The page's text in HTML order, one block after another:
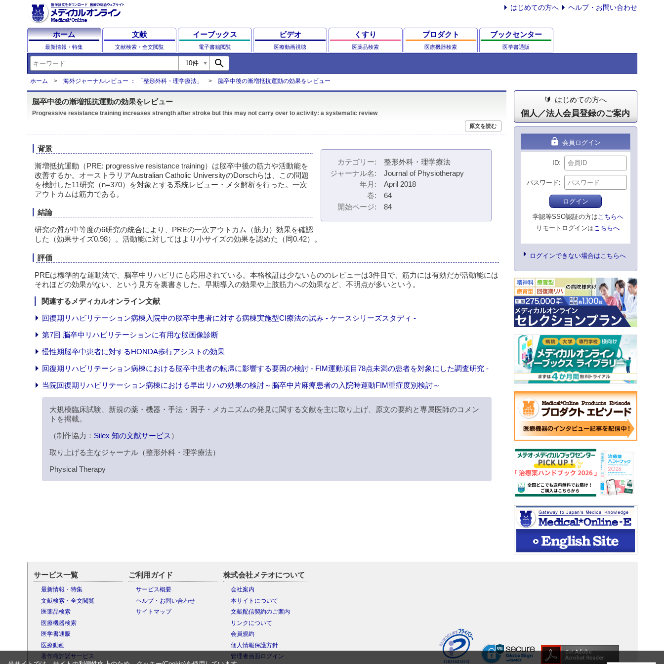
はじめての方へ ヘルプ・お問い合わせ
ホーム
最新情報・特集
文献
文献検索・全文閲覧
イーブックス
電子書籍閲覧
ビデオ
医療動画視聴
くすり
医薬品検索
プロダクト
医療機器検索
ブックセンター
医学書通販
search
ホーム 海外ジャーナルレビュー ： 「整形外科・理学療法」 脳卒中後の漸増抵抗運動の効果をレビュー
脳卒中後の漸増抵抗運動の効果をレビュー
Progressive resistance training increases strength after stroke but this may not carry over to activity: a systematic review
原文を読む
カテゴリー
整形外科・理学療法
ジャーナル名
Journal of Physiotherapy
年月
April 2018
巻
64
開始ページ
84
背景
漸増抵抗運動（PRE: progressive resistance training）は脳卒中後の筋力や活動能を
改善するか。オーストラリアAustralian Catholic UniversityのDorschらは、この問題
を検討した11研究（n=370）を対象とする系統レビュー・メタ解析を行った。一次
アウトカムは筋力である。
結論
研究の質が中等度の6研究の統合により、PREの一次アウトカム（筋力）効果を確認
した（効果サイズ0.98）。活動能に対してはより小サイズの効果を認めた（同0.42）。
評価
PREは標準的な運動法で、脳卒中リハビリにも応用されている。本格検証は少ないもののレビューは3件目で、筋力には有効だが活動能には
それほどの効果がない、という見方を裏書きした。早期導入の効果や上肢筋力への効果など、不明点が多いという。
関連するメディカルオンライン文献
回復期リハビリテーション病棟入院中の脳卒中患者に対する病棟実施型CI療法の試み - ケースシリーズスタディ -
第7回 脳卒中リハビリテーションに有用な脳画像診断
慢性期脳卒中患者に対するHONDA歩行アシストの効果
回復期リハビリテーション病棟における脳卒中患者の転帰に影響する要因の検討 - FIM運動項目78点未満の患者を対象にした調査研究 -
当院回復期リハビリテーション病棟における早出リハの効果の検討～脳卒中片麻痺患者の入院時運動FIM重症度別検討～
大規模臨床試験、新規の薬・機器・手法・因子・メカニズムの発見に関する文献を主に取り上げ、原文の要約と専属医師のコメン
トを掲載。
（制作協力： Silex 知の文献サービス ）
取り上げる主なジャーナル（整形外科・理学療法）
Physical Therapy
はじめての方へ
個人／法人会員登録のご案内
lock 会員ログイン
ID
パスワード
ログイン
学認等SSO認証の方はこちらへ
リモートログインはこちらへ
ログインできない場合はこちらへ
サービス一覧
最新情報・特集
文献検索・全文閲覧
医薬品検索
医療機器検索
医学書通販
医療動画
著作権許諾サービス
ご利用ガイド
サービス概要
ヘルプ・お問い合わせ
サイトマップ
株式会社メテオについて
会社案内
本サイトについて
文献配信契約のご案内
リンクについて
会員規約
個人情報保護方針
管理者画面ログイン